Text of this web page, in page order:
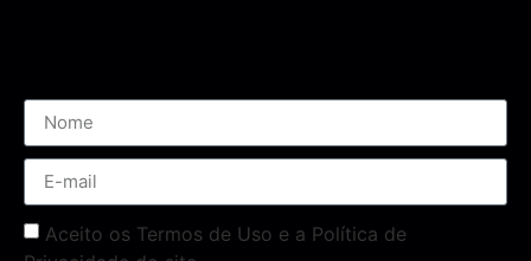
Aceito os Termos de Uso e a Política de